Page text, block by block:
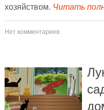
хозяйством. Читать
Нет комментариев